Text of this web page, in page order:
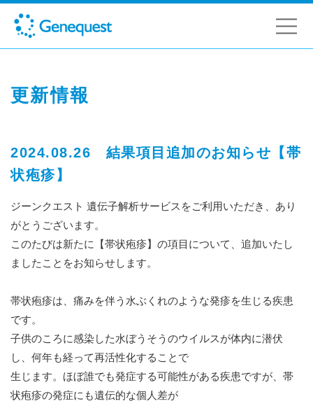
更新情報
2024.08.26 結果項目追加のお知らせ【帯
状疱疹】
ジーンクエスト 遺伝子解析サービスをご利用いただき、あり
がとうございます。
このたびは新たに【帯状疱疹】の項目について、追加いたし
ましたことをお知らせします。
帯状疱疹は、痛みを伴う水ぶくれのような発疹を生じる疾患
です。
子供のころに感染した水ぼうそうのウイルスが体内に潜伏
し、何年も経って再活性化することで
生じます。ほぼ誰でも発症する可能性がある疾患ですが、帯
状疱疹の発症にも遺伝的な個人差が